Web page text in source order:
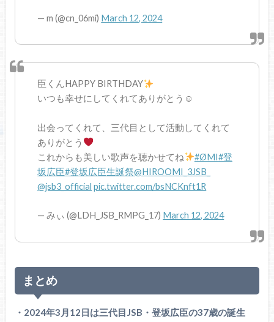
— m (@cn_06mi) March 12, 2024
臣くんHAPPY BIRTHDAY
いつも幸せにしてくれてありがとう☺︎
出会ってくれて、三代目として活動してくれて
ありがとう
これからも美しい歌声を聴かせてね
#ØMI#登
坂広臣#登坂広臣生誕祭@HIROOMI_3JSB_
@jsb3_official pic.twitter.com/bsNCKnft1R
— みぃ (@LDH_JSB_RMPG_17) March 12, 2024
まとめ
・2024年3月12日は三代目JSB・登坂広臣の37歳の誕生